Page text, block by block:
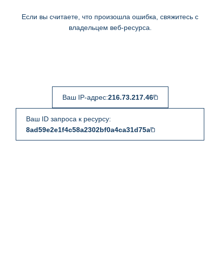
Если вы считаете, что произошла ошибка, свяжитесь с
владельцем веб-ресурса.
Ваш IP-адрес:216.73.217.46
Ваш ID запроса к ресурсу:
8ad59e2e1f4c58a2302bf0a4ca31d75a